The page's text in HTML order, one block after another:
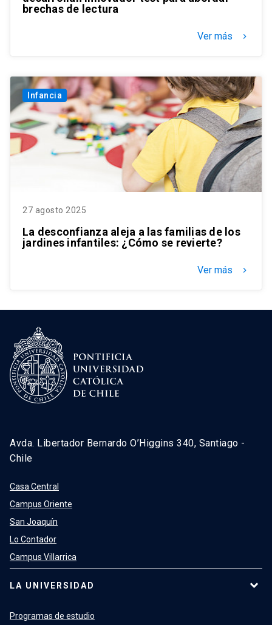
brechas de lectura
Ver más keyboard_arrow_right
Infancia
27 agosto 2025
La desconfianza aleja a las familias de los
jardines infantiles: ¿Cómo se revierte?
Ver más keyboard_arrow_right
Avda. Libertador Bernardo O’Higgins 340, Santiago -
Chile
Casa Central
Campus Oriente
San Joaquín
Lo Contador
Campus Villarrica
LA UNIVERSIDAD
Programas de estudio